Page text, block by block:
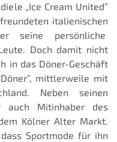
„Ice Cream United“
italienischen
seine persönliche
Doch damit nicht
in das Döner-Geschäft
mittlerweile mit
Neben seinen
auch Mitinhaber des
Kölner Alter Markt.
Sportmode für ihn